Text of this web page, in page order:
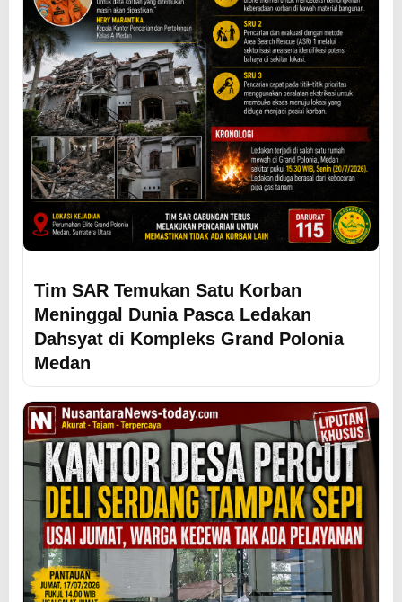
Tim SAR Temukan Satu Korban
Meninggal Dunia Pasca Ledakan
Dahsyat di Kompleks Grand Polonia
Medan